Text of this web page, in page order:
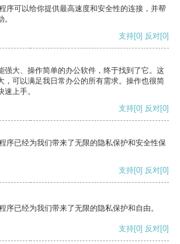
序可以给你提供最高速度和安全性的连接，并帮
支持[0] 反对[0]
强大、操作简单的办公软件，终于找到了它。这
，可以满足我日常办公的所有需求。操作也很简
上手。
支持[0] 反对[0]
序已经为我们带来了无限的隐私保护和安全性保
支持[0] 反对[0]
序已经为我们带来了无限的隐私保护和自由。
支持[0] 反对[0]